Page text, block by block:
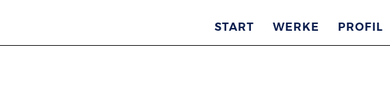
START WERKE PROFIL